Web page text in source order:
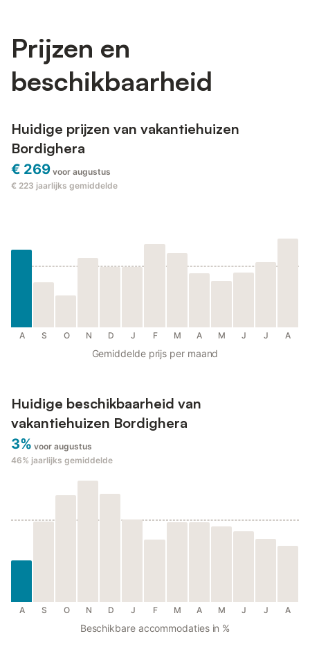
Prijzen en
beschikbaarheid
Huidige prijzen van vakantiehuizen
Bordighera
€ 269 voor augustus
€ 223 jaarlijks gemiddelde
A S O N D J F M A M J J A
Gemiddelde prijs per maand
Huidige beschikbaarheid van
vakantiehuizen Bordighera
3% voor augustus
46% jaarlijks gemiddelde
A S O N D J F M A M J J A
Beschikbare accommodaties in %